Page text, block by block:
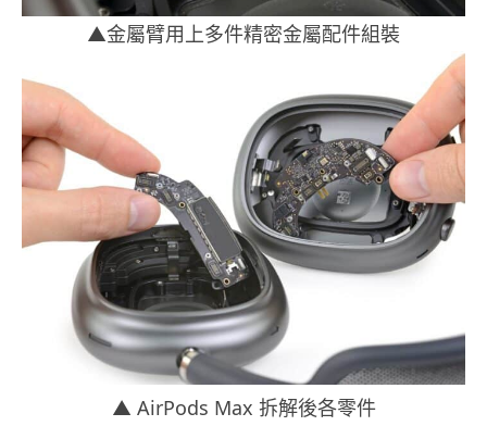
▲金屬臂用上多件精密金屬配件組裝
▲ AirPods Max 拆解後各零件